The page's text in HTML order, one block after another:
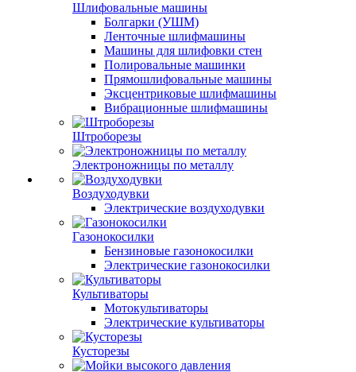
Шлифовальные машины
Болгарки (УШМ)
Ленточные шлифмашины
Машины для шлифовки стен
Полировальные машинки
Прямошлифовальные машины
Эксцентриковые шлифмашины
Вибрационные шлифмашины
Штроборезы
Электроножницы по металлу
Воздуходувки
Электрические воздуходувки
Газонокосилки
Бензиновые газонокосилки
Электрические газонокосилки
Культиваторы
Мотокультиваторы
Электрические культиваторы
Кусторезы